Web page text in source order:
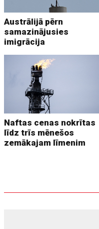
Austrālijā pērn
samazinājusies
imigrācija
Naftas cenas nokrītas
līdz trīs mēnešos
zemākajam līmenim